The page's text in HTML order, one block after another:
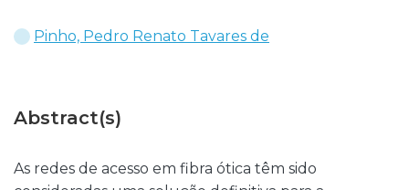
Pinho, Pedro Renato Tavares de
Abstract(s)
As redes de acesso em fibra ótica têm sido